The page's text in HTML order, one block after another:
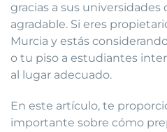
gracias a sus
agradable. Si eres
Murcia y estás
o tu piso a estudiantes
al lugar adecuado.
En este artículo, te
importante sobre cómo